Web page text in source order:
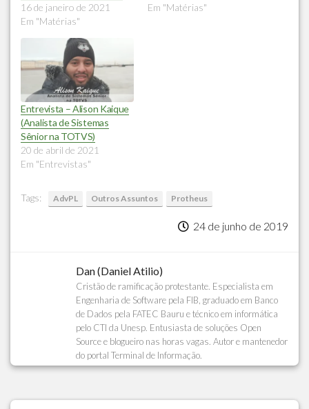
16 de janeiro de 2021
Em "Matérias"
Em "Matérias"
Entrevista – Alison Kaique
(Analista de Sistemas
Sênior na TOTVS)
20 de abril de 2021
Em "Entrevistas"
Tags: AdvPL Outros Assuntos Protheus
24 de junho de 2019
Dan (Daniel Atilio)
Cristão de ramificação protestante. Especialista em
Engenharia de Software pela FIB, graduado em Banco
de Dados pela FATEC Bauru e técnico em informática
pelo CTI da Unesp. Entusiasta de soluções Open
Source e blogueiro nas horas vagas. Autor e mantenedor
do portal Terminal de Informação.